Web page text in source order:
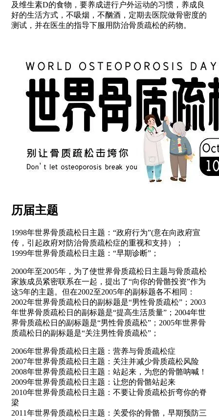
及维生素D的食物，要养成进行户外运动的习惯，养成良
好的生活方式，不吸烟，不酗酒，定期去医院做骨密度的
测试，并在医生的指导下服用防治骨质疏松的药物。
历届主题
1998年世界骨质疏松日主题：“政府行为”(意在向政府宣
传，引起政府对防治骨质疏松症的重视和支持）；
1999年世界骨质疏松日主题：“早期诊断”；
2000年至2005年，为了使世界骨质疏松日主题与骨质疏松
家族成员紧密联系在一起，提出了“向你的骨骼投资”作为
这5年的主题。但在2002至2005年的副标题各不相同：
2002年世界骨质疏松日的副标题是“男性骨质疏松”；2003
年世界骨质疏松日的副标题是“提高生活质量”；2004年世
界骨质疏松日的副标题是“男性骨质疏松”；2005年世界骨
质疏松日的副标题是“关注男性骨质疏松”；
2006年世界骨质疏松日主题：营养与骨质疏松症
2007年世界骨质疏松日主题：关注并减少骨质疏松风险
2008年世界骨质疏松日主题：站起来，为您的骨骼呐喊！
2009年世界骨质疏松日主题：让您的骨骼站起来
2010年世界骨质疏松日主题：不要让骨质疏松折弯你的脊
梁
2011年世界骨质疏松日主题：关爱你的骨骼，早期预防三